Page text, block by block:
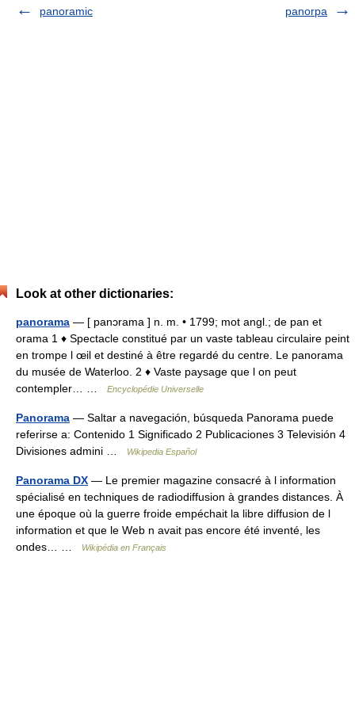
panoramic panorpa
Look at other dictionaries:
panorama — [ panɔrama ] n. m. • 1799; mot angl.; de pan et
orama 1 ♦ Spectacle constitué par un vaste tableau circulaire peint
en trompe l œil et destiné à être regardé du centre. Le panorama
du musée de Waterloo. 2 ♦ Vaste paysage que l on peut
contempler… …
Encyclopédie Universelle
Panorama — Saltar a navegación, búsqueda Panorama puede
referirse a: Contenido 1 Significado 2 Publicaciones 3 Televisión 4
Divisiones admini …
Wikipedia Español
Panorama DX — Le premier magazine consacré à l information
spécialisé en techniques de radiodiffusion à grandes distances. À
une époque où la guerre froide empéchait la libre diffusion de l
information et que le Web n avait pas encore été inventé, les
ondes… …
Wikipédia en Français